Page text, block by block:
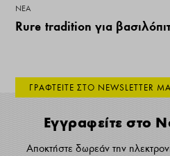
ΝΕΑ
Rure tradition για
ΓΡΑΦΤΕΙΤΕ ΣΤΟ NEWSLETTER
Εγγραφείτε στο
Αποκτήστε δωρεάν την